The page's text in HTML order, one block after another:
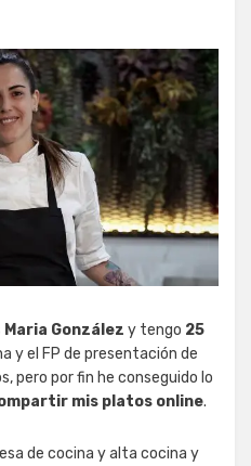
Maria González y tengo 25
y el FP de presentación de
pero por fin he conseguido lo
mis platos online.
de cocina y alta cocina y